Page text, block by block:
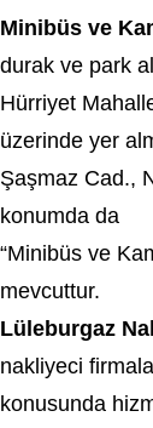
Minibüs ve
durak ve park
Hürriyet
üzerinde yer
Şaşmaz Cad.,
konumda da
“Minibüs ve
mevcuttur.
Lüleburgaz
nakliyeci
konusunda